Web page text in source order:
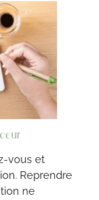
vous et
Reprendre
ne